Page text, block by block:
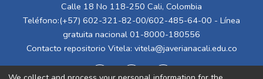
Calle 18 No 118-250 Cali, Colombia
Teléfono:(+57) 602-321-82-00/602-485-64-00 - Línea
gratuita nacional 01-8000-180556
Contacto repositorio Vitela: vitela@javerianacali.edu.co